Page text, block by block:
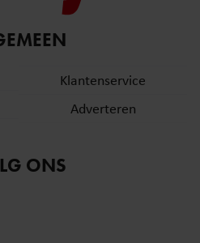
Klantenservice
Adverteren
ONS